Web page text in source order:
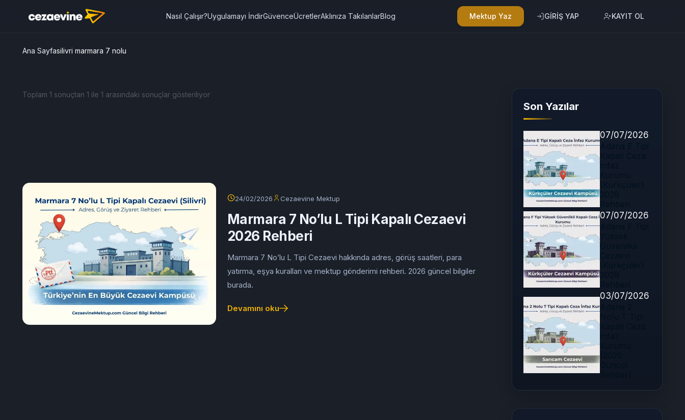
Nasıl Çalışır?Uygulamayı İndirGüvenceÜcretlerAklınıza TakılanlarBlog Mektup Yaz GİRİŞ YAP KAYIT OL
Ana Sayfasilivri marmara 7 nolu
Toplam 1 sonuçtan 1 ile 1 arasındaki sonuçlar gösteriliyor
24/02/2026 Cezaevine Mektup
Marmara 7 No’lu L Tipi Kapalı Cezaevi
2026 Rehberi
Marmara 7 No’lu L Tipi Cezaevi hakkında adres, görüş saatleri, para
yatırma, eşya kuralları ve mektup gönderimi rehberi. 2026 güncel bilgiler
burada.
Devamını oku
Son Yazılar
07/07/2026
07/07/2026
03/07/2026